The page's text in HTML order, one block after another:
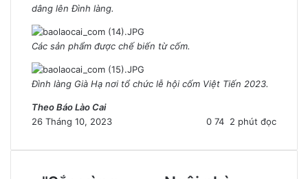
dâng lên Đình làng.
Các sản phẩm được chế biến từ cốm.
Đình làng Già Hạ nơi tổ chức lễ hội cốm Việt Tiến 2023.
Theo Báo Lào Cai
26 Tháng 10, 2023
0 74 2 phút đọc